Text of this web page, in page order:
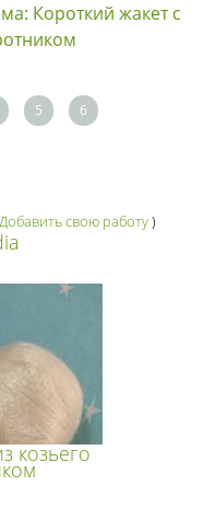
Короткий жакет с
5 6
Добавить свою работу)
козьего